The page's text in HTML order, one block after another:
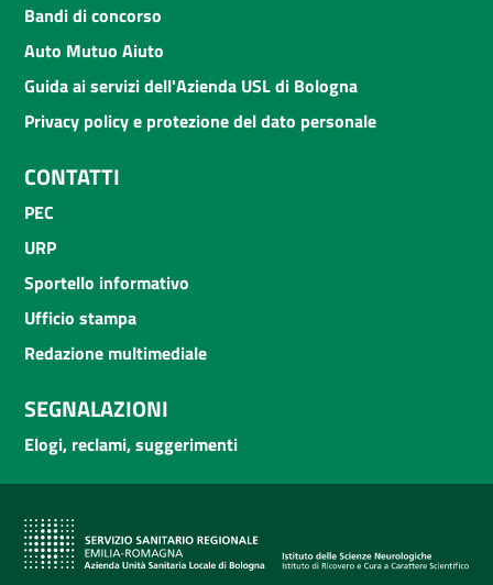
Bandi di concorso
Auto Mutuo Aiuto
Guida ai servizi dell'Azienda USL di Bologna
Privacy policy e protezione del dato personale
CONTATTI
PEC
URP
Sportello informativo
Ufficio stampa
Redazione multimediale
SEGNALAZIONI
Elogi, reclami, suggerimenti